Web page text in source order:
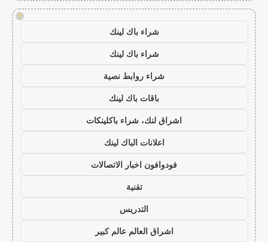
!
شراء باك لينك
شراء باك لينك
شراء روابط نصية
باقات باك لينك
اشراق لنك، شراء باكلينكات
اعلانات الباك لينك
فودوافون اخبار الاتصالات
تقنية
التدريس
اشراق العالم عالم كبير